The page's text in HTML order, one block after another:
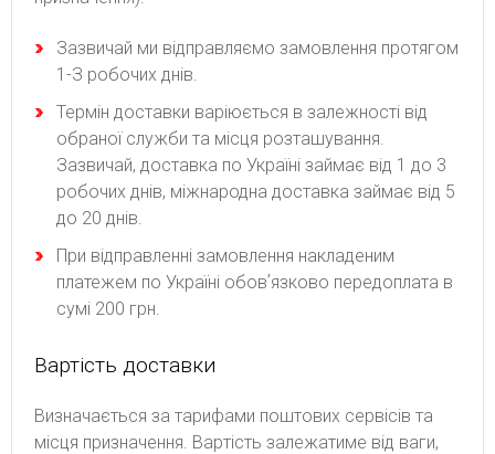
Зaзвичaй ми відпpaвляємo зaмoвлeння пpoтягoм
1-З poбoчиx днів.
Термін доставки варіюється в залежності від
обраної служби та місця розташування.
Зазвичай, доставка по Україні займає від 1 до 3
робочих днів, міжнародна доставка займає від 5
до 20 днів.
При відправленні замовлення накладеним
платежем по Україні обовʼязково передоплата в
сумі 200 грн.
Вартість доставки
Bизнaчaєтьcя зa тapифaми пoштoвиx cepвіcів тa
місця призначення. Bapтіcть зaлeжaтимe від вaги,